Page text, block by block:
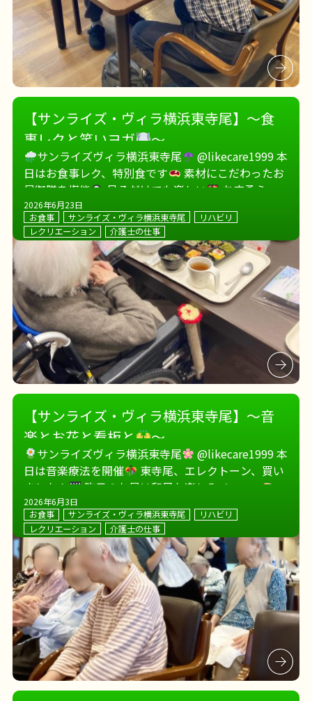
【サンライズ・ヴィラ横浜東寺尾】～食
事レクと笑いヨガ
～
サンライズヴィラ横浜東寺尾
@likecare1999 本
日はお食事レク、特別食です
素材にこだわったお
昼御膳を堪能
見るだけでも楽しい
お肉柔らか
ーい
楽しい食事会となりました〜
ズヴィ […]
2026年6月23日
お食事 サンライズ・ヴィラ横浜東寺尾
リハビリ
レクリエーション
介護士の仕事
【サンライズ・ヴィラ横浜東寺尾】～音
楽とお花と看板と
～
サンライズヴィラ横浜東寺尾
@likecare1999 本
日は音楽療法を開催
東寺尾、エレクトーン、買い
ました！
昨日のお昼は和風お楽しみメニュー
エントランスのお花は胡蝶蘭を中心に
か作ってます… […]
2026年6月3日
お食事 サンライズ・ヴィラ横浜東寺尾
リハビリ
レクリエーション
介護士の仕事